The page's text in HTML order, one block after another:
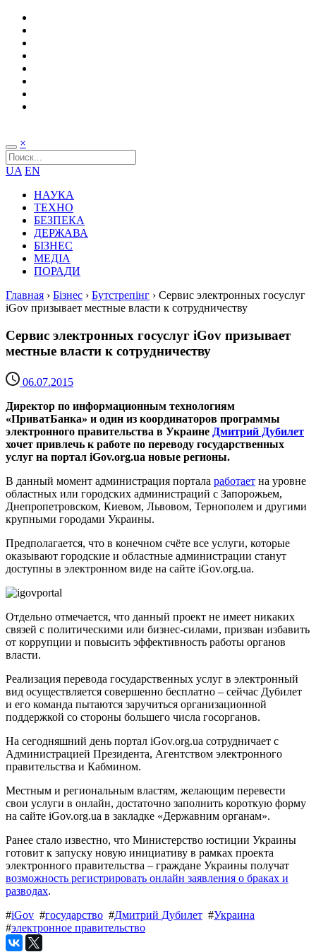
×
UA EN
НАУКА
ТЕХНО
БЕЗПЕКА
ДЕРЖАВА
БІЗНЕС
МЕДІА
ПОРАДИ
Главная › Бізнес › Бутстрепінг › Сервис электронных госуслуг
iGov призывает местные власти к сотрудничеству
Сервис электронных госуслуг iGov призывает
местные власти к сотрудничеству
06.07.2015
Директор по информационным технологиям
«ПриватБанка» и один из координаторов программы
электронного правительства в Украине Дмитрий Дубилет
хочет привлечь к работе по переводу государственных
услуг на портал iGov.org.ua новые регионы.
В данный момент администрация портала работает на уровне
областных или городских администраций с Запорожьем,
Днепропетровском, Киевом, Львовом, Тернополем и другими
крупными городами Украины.
Предполагается, что в конечном счёте все услуги, которые
оказывают городские и областные администрации станут
доступны в электронном виде на сайте iGov.org.ua.
Отдельно отмечается, что данный проект не имеет никаких
связей с политическими или бизнес-силами, призван избавить
от коррупции и повысить эффективность работы органов
власти.
Реализация перевода государственных услуг в электронный
вид осуществляется совершенно бесплатно – сейчас Дубилет
и его команда пытаются заручиться организационной
поддержкой со стороны большего числа госорганов.
На сегодняшний день портал iGov.org.ua сотрудничает с
Администрацией Президента, Агентством электронного
правительства и Кабмином.
Местным и региональным властям, желающим перевести
свои услуги в онлайн, достаточно заполнить короткую форму
на сайте iGov.org.ua в закладке «Державним органам».
Ранее стало известно, что Министерство юстиции Украины
готовит к запуску новую инициативу в рамках проекта
электронного правительства – граждане Украины получат
возможность регистрировать онлайн заявления о браках и
разводах.
#iGov #государство #Дмитрий Дубилет #Украина
#электронное правительство